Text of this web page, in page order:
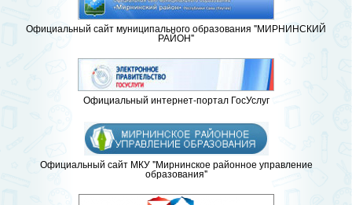
Официальный сайт муниципального образования "МИРНИНСКИЙ
РАЙОН"
Официальный интернет-портал ГосУслуг
Официальный сайт МКУ "Мирнинское районное управление
образования"